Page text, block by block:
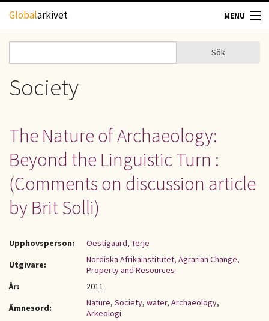
Hoppa till huvudinnehåll
Globalarkivet MENU
TIDSKRIFTER
UPPHOVSRÄTT
OM OSS
KONTAKT
Sökformulär
Sök
Society
The Nature of Archaeology:
Beyond the Linguistic Turn :
(Comments on discussion article
by Brit Solli)
Upphovsperson:
Oestigaard, Terje
Utgivare:
Nordiska Afrikainstitutet, Agrarian Change,
Property and Resources
År:
2011
Ämnesord:
Nature, Society, water, Archaeology,
Arkeologi